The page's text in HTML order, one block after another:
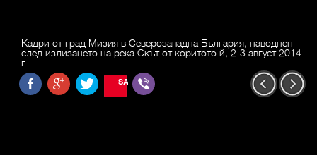
Кадри от град Мизия в Северозападна България, наводнен
след излизането на река Скът от коритото й, 2-3 август 2014
г.
SAVE